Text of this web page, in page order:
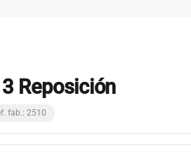
Reposición
fab.: 2510